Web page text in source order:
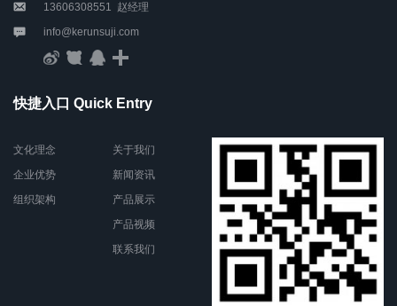
13606308551 赵经理
info@kerunsuji.com
快捷入口 Quick Entry
文化理念
企业优势
组织架构
关于我们
新闻资讯
产品展示
产品视频
联系我们